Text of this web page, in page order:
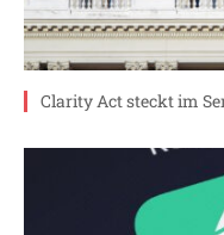
Clarity Act steckt im